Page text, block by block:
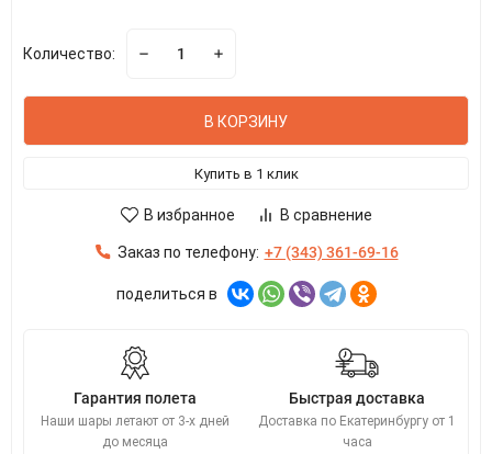
Количество:
В КОРЗИНУ
Купить в 1 клик
В избранное В сравнение
Заказ по телефону: +7 (343) 361-69-16
поделиться в
Гарантия полета
Наши шары летают от 3-х дней
до месяца
Быстрая доставка
Доставка по Екатеринбургу от 1
часа